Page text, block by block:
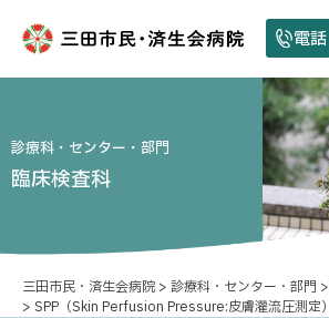
電話
診療科・センター・部門
臨床検査科
三田市民・済生会病院 > 診療科・センター・部門 >
> SPP（Skin Perfusion Pressure:皮膚灌流圧測定）